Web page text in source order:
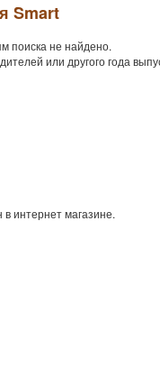
Smart
поиска не найдено.
или другого года
интернет магазине.